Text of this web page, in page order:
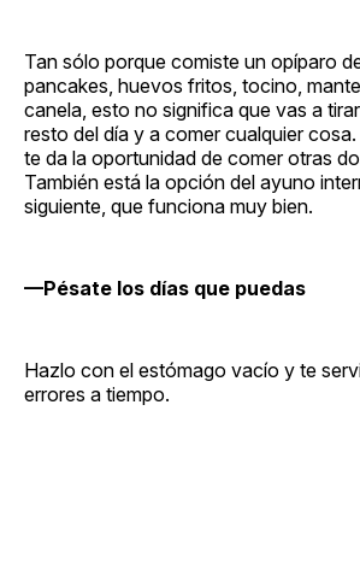
Tan sólo porque comiste un opíparo
pancakes, huevos fritos, tocino,
canela, esto no significa que vas a
resto del día y a comer cualquier
te da la oportunidad de comer otras
También está la opción del ayuno
siguiente, que funciona muy bien.
—Pésate los días que puedas
Hazlo con el estómago vacío y te
errores a tiempo.